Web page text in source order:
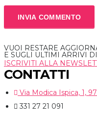
VUOI RESTARE
E SUGLI ULTIMI ARRIVI
ISCRIVITI ALLA
CONTATTI
Via Modica Ispica, 1,
331 27 21 091